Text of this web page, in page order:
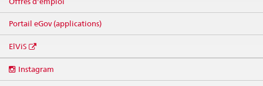
Portail eGov (applications)
ElViS
media
Instagram